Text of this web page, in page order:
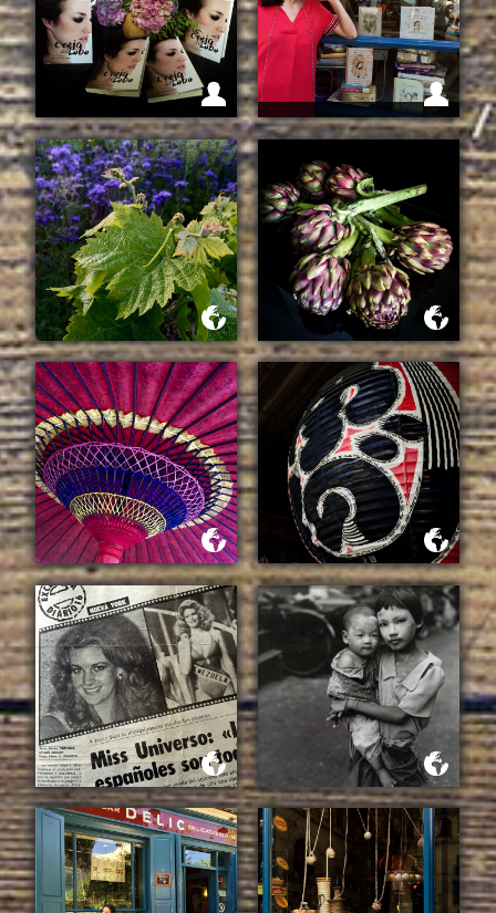
OREJA DE LOBO
ITZIAR MIRANDA (
MANOLITA) - MUJERES
CUENTOS
BAILANDO CON FLORES UN CUENTO ROMANO
NUESTRO RETIRO CON
@LOCAL_MILK WABI SABI
POR FIN JAPON
CUANDO FUI FOTOGRAFA
ANALOGICA-2-
CUANDO FUI FOTOGRAFA
ANALÓGICA